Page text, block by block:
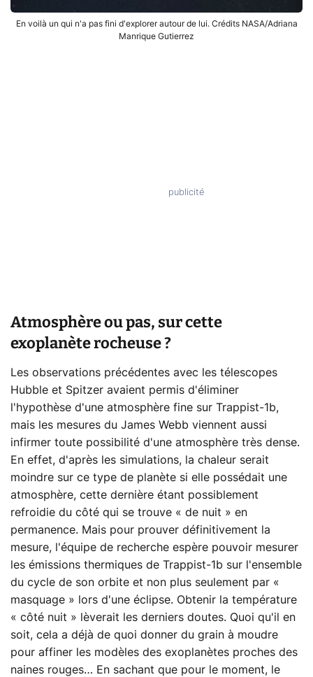
En voilà un qui n'a pas fini d'explorer autour de lui. Crédits NASA/Adriana
Manrique Gutierrez
Atmosphère ou pas, sur cette
exoplanète rocheuse ?
Les observations précédentes avec les télescopes
Hubble et Spitzer avaient permis d'éliminer
l'hypothèse d'une atmosphère fine sur Trappist-1b,
mais les mesures du James Webb viennent aussi
infirmer toute possibilité d'une atmosphère très dense.
En effet, d'après les simulations, la chaleur serait
moindre sur ce type de planète si elle possédait une
atmosphère, cette dernière étant possiblement
refroidie du côté qui se trouve « de nuit » en
permanence. Mais pour prouver définitivement la
mesure, l'équipe de recherche espère pouvoir mesurer
les émissions thermiques de Trappist-1b sur l'ensemble
du cycle de son orbite et non plus seulement par «
masquage » lors d'une éclipse. Obtenir la température
« côté nuit » lèverait les derniers doutes. Quoi qu'il en
soit, cela a déjà de quoi donner du grain à moudre
pour affiner les modèles des exoplanètes proches des
naines rouges… En sachant que pour le moment, le